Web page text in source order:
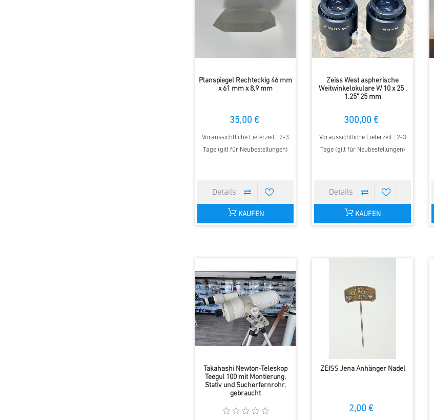
Planspiegel Rechteckig 46 mm
x 61 mm x 8,9 mm
35,00 €
Voraussichtliche Lieferzeit : 2-3
Tage (gilt für Neubestellungen)
KAUFEN
Zeiss West aspherische
Weitwinkelokulare W 10 x 25 ,
1.25" 25 mm
300,00 €
Voraussichtliche Lieferzeit : 2-3
Tage (gilt für Neubestellungen)
KAUFEN
Takahashi Newton-Teleskop
Teegul 100 mit Montierung,
Stativ und Sucherfernrohr,
gebraucht
ZEISS Jena Anhänger Nadel
2,00 €